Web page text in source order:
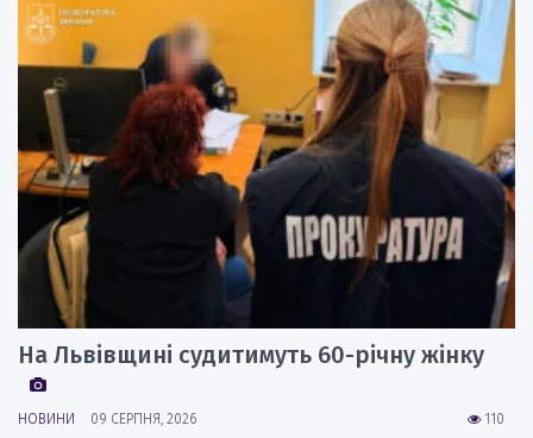
На Львівщині судитимуть 60-річну жінку
110
НОВИНИ 09 СЕРПНЯ, 2026